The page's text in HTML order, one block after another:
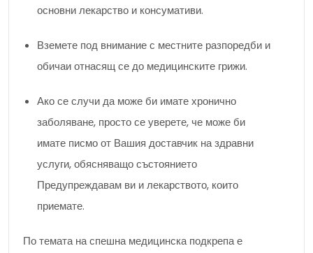
основни лекарство и консумативи.
Вземете под внимание с местните разпоредби и
обичаи отнасящ се до медицинските грижи.
Ако се случи да може би имате хронично
заболяване, просто се уверете, че може би
имате писмо от Вашия доставчик на здравни
услуги, обясняващо състоянието
Предупреждавам ви и лекарството, които
приемате.
По темата на спешна медицинска подкрепа е